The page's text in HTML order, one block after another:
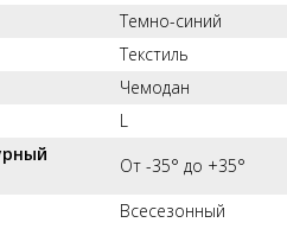
Темно-синий
Текстиль
Чемодан
L
От -35° до +35°
Всесезонный